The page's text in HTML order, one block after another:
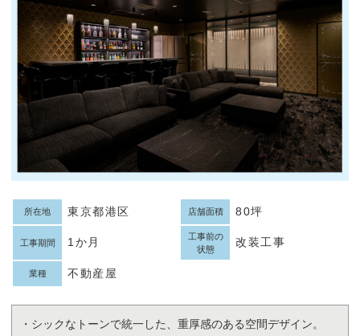
所在地 東京都港区 店舗面積 80坪
工事期間 1か月
工事前の
状態
改装工事
業種 不動産屋
・シックなトーンで統一した、重厚感のある空間デザイン。